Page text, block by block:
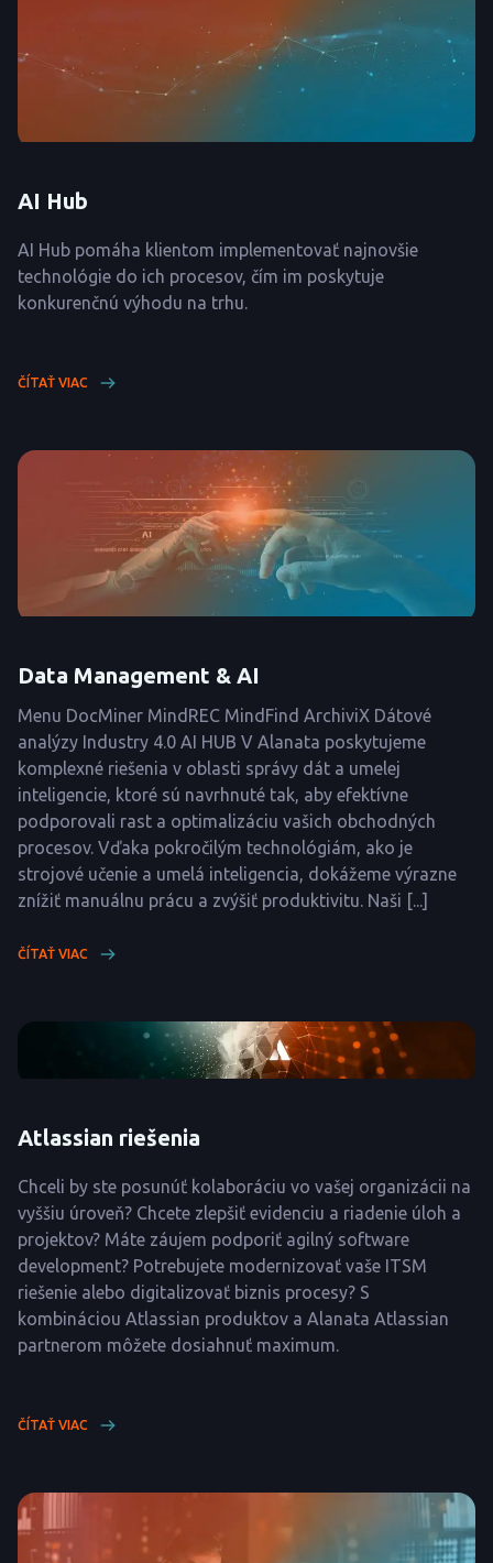
AI Hub
AI Hub pomáha klientom implementovať najnovšie
technológie do ich procesov, čím im poskytuje
konkurenčnú výhodu na trhu.
ČÍTAŤ VIAC
Data Management & AI
Menu DocMiner MindREC MindFind ArchiviX Dátové
analýzy Industry 4.0 AI HUB V Alanata poskytujeme
komplexné riešenia v oblasti správy dát a umelej
inteligencie, ktoré sú navrhnuté tak, aby efektívne
podporovali rast a optimalizáciu vašich obchodných
procesov. Vďaka pokročilým technológiám, ako je
strojové učenie a umelá inteligencia, dokážeme výrazne
znížiť manuálnu prácu a zvýšiť produktivitu. Naši [...]
ČÍTAŤ VIAC
Atlassian riešenia
Chceli by ste posunúť kolaboráciu vo vašej organizácii na
vyššiu úroveň? Chcete zlepšiť evidenciu a riadenie úloh a
projektov? Máte záujem podporiť agilný software
development? Potrebujete modernizovať vaše ITSM
riešenie alebo digitalizovať biznis procesy? S
kombináciou Atlassian produktov a Alanata Atlassian
partnerom môžete dosiahnuť maximum.
ČÍTAŤ VIAC